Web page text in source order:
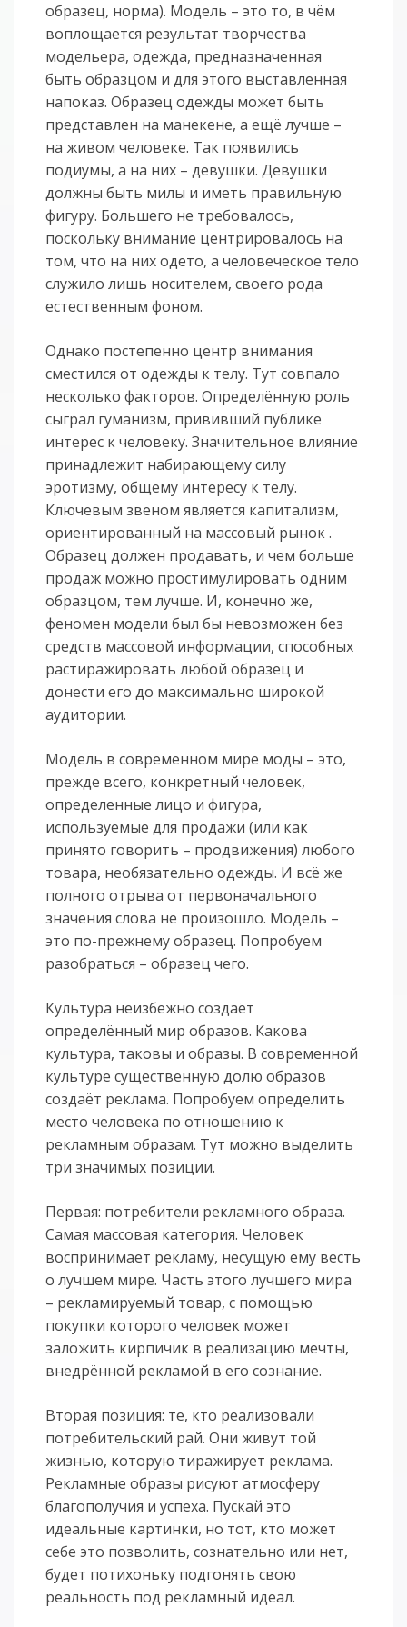
образец, норма). Модель – это то, в чём
воплощается результат творчества
модельера, одежда, предназначенная
быть образцом и для этого выставленная
напоказ. Образец одежды может быть
представлен на манекене, а ещё лучше –
на живом человеке. Так появились
подиумы, а на них – девушки. Девушки
должны быть милы и иметь правильную
фигуру. Большего не требовалось,
поскольку внимание центрировалось на
том, что на них одето, а человеческое тело
служило лишь носителем, своего рода
естественным фоном.
Однако постепенно центр внимания
сместился от одежды к телу. Тут совпало
несколько факторов. Определённую роль
сыграл гуманизм, прививший публике
интерес к человеку. Значительное влияние
принадлежит набирающему силу
эротизму, общему интересу к телу.
Ключевым звеном является капитализм,
ориентированный на массовый рынок .
Образец должен продавать, и чем больше
продаж можно простимулировать одним
образцом, тем лучше. И, конечно же,
феномен модели был бы невозможен без
средств массовой информации, способных
растиражировать любой образец и
донести его до максимально широкой
аудитории.
Модель в современном мире моды – это,
прежде всего, конкретный человек,
определенные лицо и фигура,
используемые для продажи (или как
принято говорить – продвижения) любого
товара, необязательно одежды. И всё же
полного отрыва от первоначального
значения слова не произошло. Модель –
это по-прежнему образец. Попробуем
разобраться – образец чего.
Культура неизбежно создаёт
определённый мир образов. Какова
культура, таковы и образы. В современной
культуре существенную долю образов
создаёт реклама. Попробуем определить
место человека по отношению к
рекламным образам. Тут можно выделить
три значимых позиции.
Первая: потребители рекламного образа.
Самая массовая категория. Человек
воспринимает рекламу, несущую ему весть
о лучшем мире. Часть этого лучшего мира
– рекламируемый товар, с помощью
покупки которого человек может
заложить кирпичик в реализацию мечты,
внедрённой рекламой в его сознание.
Вторая позиция: те, кто реализовали
потребительский рай. Они живут той
жизнью, которую тиражирует реклама.
Рекламные образы рисуют атмосферу
благополучия и успеха. Пускай это
идеальные картинки, но тот, кто может
себе это позволить, сознательно или нет,
будет потихоньку подгонять свою
реальность под рекламный идеал.